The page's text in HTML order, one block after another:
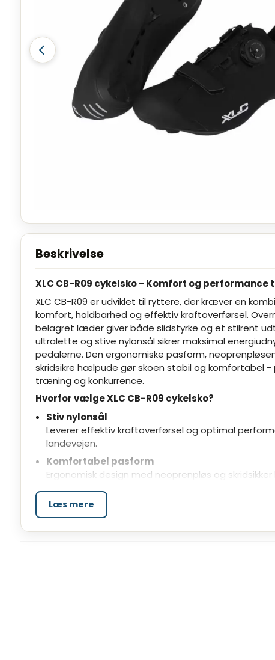
Beskrivelse
XLC CB-R09 cykelsko - Komfort og performance
XLC CB-R09 er udviklet til ryttere, der kræver en
komfort, holdbarhed og effektiv kraftoverførsel.
belagret læder giver både slidstyrke og et stilrent
ultralette og stive nylonsål sikrer maksimal
pedalerne. Den ergonomiske pasform,
skridsikre hælpude gør skoen stabil og komfortabel
træning og konkurrence.
Hvorfor vælge XLC CB-R09 cykelsko?
Stiv nylonsål
Leverer effektiv kraftoverførsel og optimal
landevejen.
Komfortabel pasform
Ergonomisk design med neoprenpløs og
Praktisk lukning
Krog-og-løkke system samt opsving giver sikker og
tilpasning.
ekstra bekvemmelighed medfølger en praktisk
Læs mere